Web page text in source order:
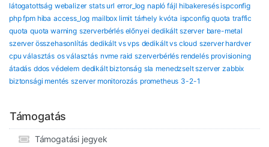
látogatottság webalizer stats url error_log napló fájl hibakeresés ispconfig
php fpm hiba access_log mailbox limit tárhely kvóta ispconfig quota traffic
quota quota warning szerverbérlés előnyei dedikált szerver bare-metal
szerver összehasonlítás dedikált vs vps dedikált vs cloud szerver hardver
cpu választás os választás nvme raid szerverbérlés rendelés provisioning
átadás ddos védelem dedikált biztonság sla menedzselt szerver zabbix
biztonsági mentés szerver monitorozás prometheus 3-2-1
Támogatás
Támogatási jegyek